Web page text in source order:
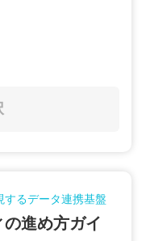
するデータ連携基盤
進め方ガイ